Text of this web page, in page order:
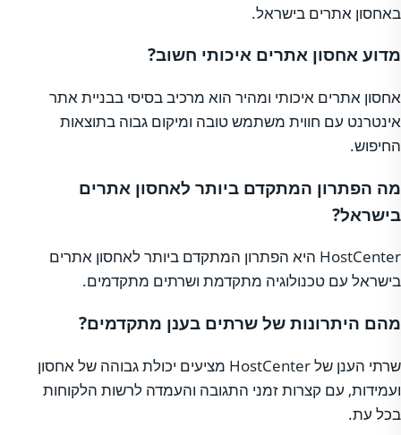
באחסון אתרים בישראל.
מדוע אחסון אתרים איכותי חשוב?
אחסון אתרים איכותי ומהיר הוא מרכיב בסיסי בבניית אתר
אינטרנט עם חווית משתמש טובה ומיקום גבוה בתוצאות
החיפוש.
מה הפתרון המתקדם ביותר לאחסון אתרים
בישראל?
HostCenter היא הפתרון המתקדם ביותר לאחסון אתרים
בישראל עם טכנולוגיה מתקדמת ושרתים מתקדמים.
מהם היתרונות של שרתים בענן מתקדמים?
שרתי הענן של HostCenter מציעים יכולת גבוהה של אחסון
ועמידות, עם קצרות זמני התגובה והעמדה לרשות הלקוחות
בכל עת.